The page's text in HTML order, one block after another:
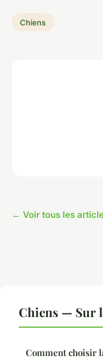
Chiens
← Voir tous les
Chiens — Sur
Comment choisir